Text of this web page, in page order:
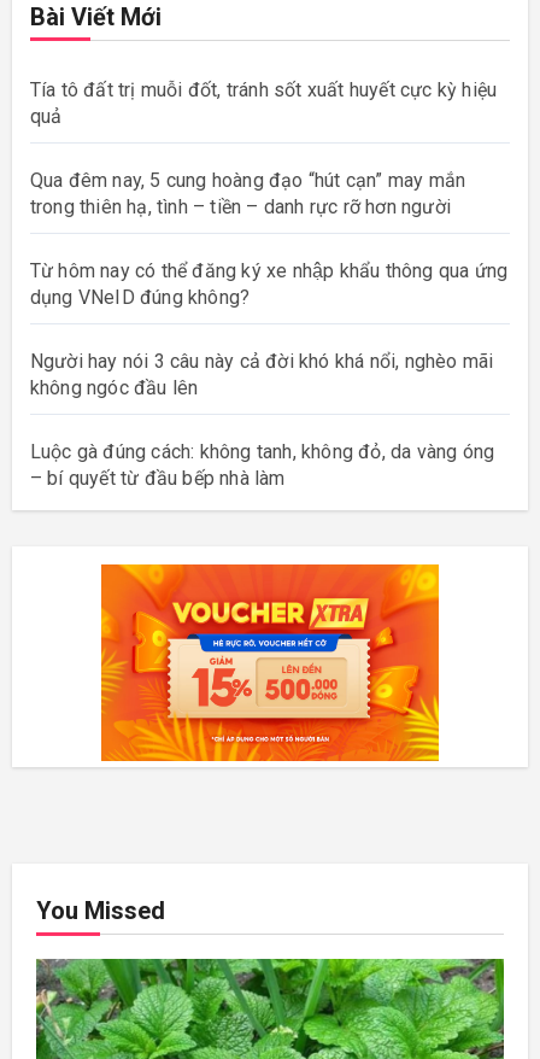
Bài Viết Mới
Tía tô đất trị muỗi đốt, tránh sốt xuất huyết cực kỳ hiệu
quả
Qua đêm nay, 5 cung hoàng đạo “hút cạn” may mắn
trong thiên hạ, tình – tiền – danh rực rỡ hơn người
Từ hôm nay có thể đăng ký xe nhập khẩu thông qua ứng
dụng VNeID đúng không?
Người hay nói 3 câu này cả đời khó khá nổi, nghèo mãi
không ngóc đầu lên
Luộc gà đúng cách: không tanh, không đỏ, da vàng óng
– bí quyết từ đầu bếp nhà làm
You Missed